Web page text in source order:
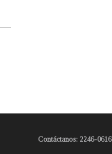
Contáctanos: 2246-0616